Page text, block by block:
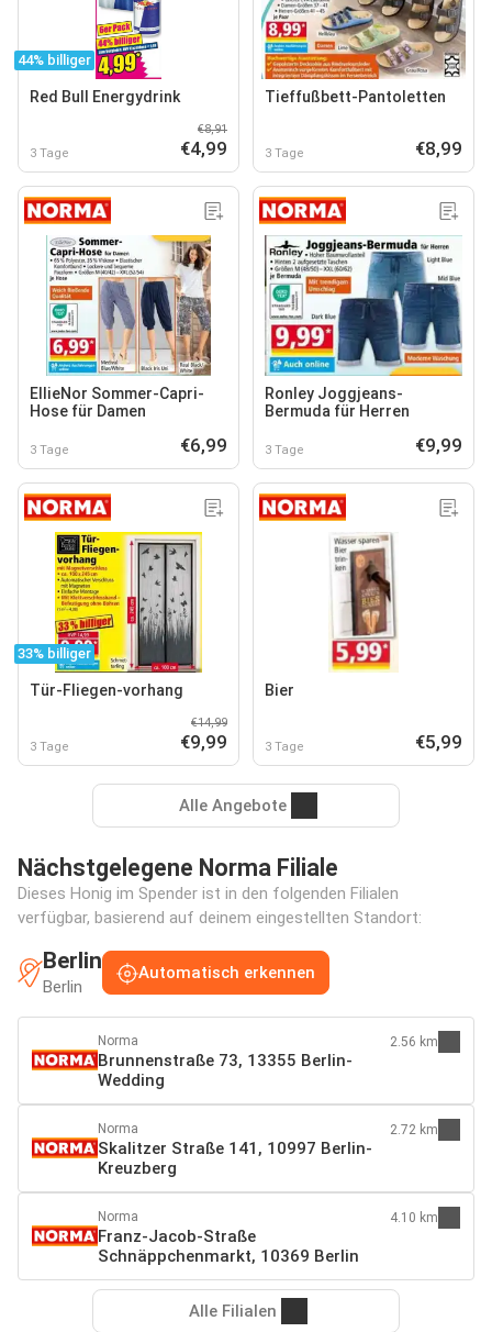
44% billiger
Red Bull Energydrink
3 Tage
€8,91
€4,99
Tieffußbett-Pantoletten
3 Tage €8,99
EllieNor Sommer-Capri-
Hose für Damen
3 Tage €6,99
Ronley Joggjeans-
Bermuda für Herren
3 Tage €9,99
33% billiger
Tür-Fliegen-vorhang
3 Tage
€14,99
€9,99
Bier
3 Tage €5,99
Alle Angebote
Nächstgelegene Norma Filiale
Dieses Honig im Spender ist in den folgenden Filialen
verfügbar, basierend auf deinem eingestellten Standort:
Berlin
Berlin
Automatisch erkennen
Norma
Brunnenstraße 73, 13355 Berlin-
Wedding
2.56 km
Norma
Skalitzer Straße 141, 10997 Berlin-
Kreuzberg
2.72 km
Norma
Franz-Jacob-Straße
Schnäppchenmarkt, 10369 Berlin
4.10 km
Alle Filialen